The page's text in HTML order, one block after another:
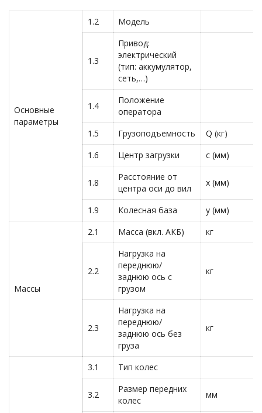
Основные
параметры
1.2 Модель
1.3
Привод:
электрический
(тип: аккумулятор,
сеть,…)
1.4
Положение
оператора
1.5 Грузоподъемность Q (кг)
1.6
Центр загрузки c (мм)
1.8
Расстояние от
центра оси до вил
x (мм)
1.9 Колесная база y (мм)
Массы
2.1 Масса (вкл. АКБ) кг
2.2
Нагрузка на
переднюю/
заднюю ось с
грузом
кг
2.3
Нагрузка на
переднюю/
заднюю ось без
груза
кг
3.1 Тип колес
3.2
Размер передних
колес
мм